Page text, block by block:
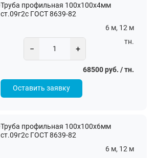
Труба профильная 100х100х4мм
ст.09г2с ГОСТ 8639-82
6 м, 12 м
− +
тн.
68500 руб. / тн.
Оставить заявку
Труба профильная 100х100х6мм
ст.09г2с ГОСТ 8639-82
6 м, 12 м